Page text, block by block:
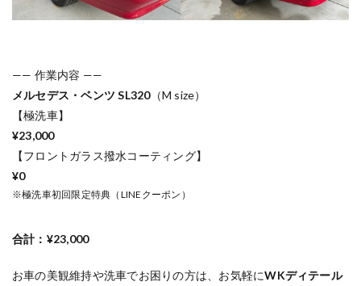
—— 作業内容 ——
メルセデス・ベンツ SL320（M size）
【極洗車】
¥23,000
【フロントガラス撥水コーティング】
¥0
※極洗車初回限定特典（LINEクーポン）
合計：¥23,000
お車の美観維持や洗車でお困りの方は、お気軽にWKディテール